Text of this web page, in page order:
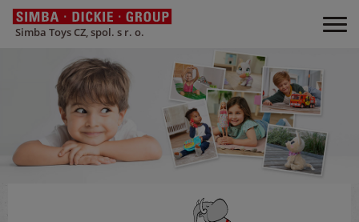
Simba Toys CZ, spol. s r. o.